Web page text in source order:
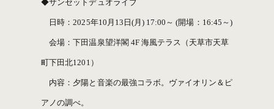
◆サンセットデュオライブ
日時：2025年10月13日(月) 17:00～ (開場：16:45～)
会場：下田温泉望洋閣 4F 海風テラス（天草市天草
町下田北1201）
内容：夕陽と音楽の最強コラボ。ヴァイオリン＆ピ
アノの調べ。